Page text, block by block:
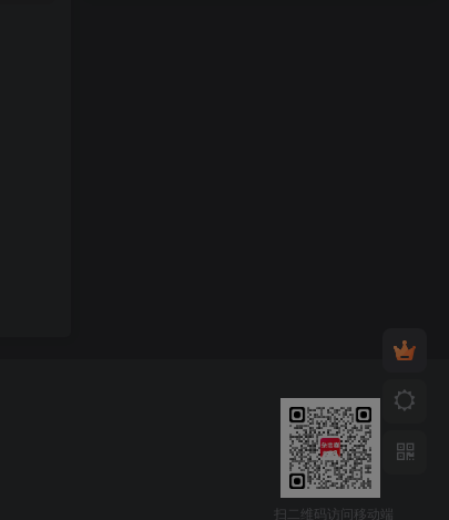
扫二维码访问移动端